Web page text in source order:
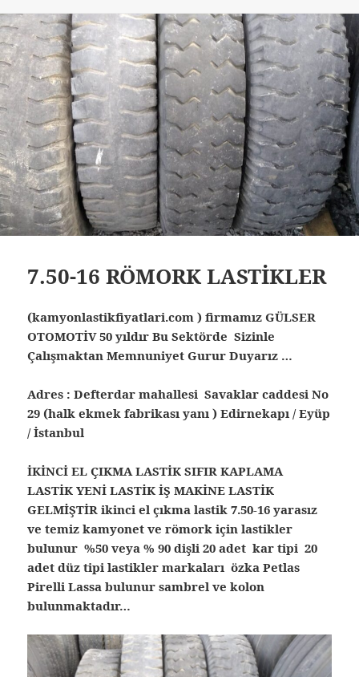
7.50-16 RÖMORK LASTİKLER
(kamyonlastikfiyatlari.com ) firmamız GÜLSER
OTOMOTİV 50 yıldır Bu Sektörde Sizinle
Çalışmaktan Memnuniyet Gurur Duyarız …
Adres : Defterdar mahallesi Savaklar caddesi No
29 (halk ekmek fabrikası yanı ) Edirnekapı / Eyüp
/ İstanbul
İKİNCİ EL ÇIKMA LASTİK SIFIR KAPLAMA
LASTİK YENİ LASTİK İŞ MAKİNE LASTİK
GELMİŞTİR ikinci el çıkma lastik 7.50-16 yarasız
ve temiz kamyonet ve römork için lastikler
bulunur %50 veya % 90 dişli 20 adet kar tipi 20
adet düz tipi lastikler markaları özka Petlas
Pirelli Lassa bulunur sambrel ve kolon
bulunmaktadır…